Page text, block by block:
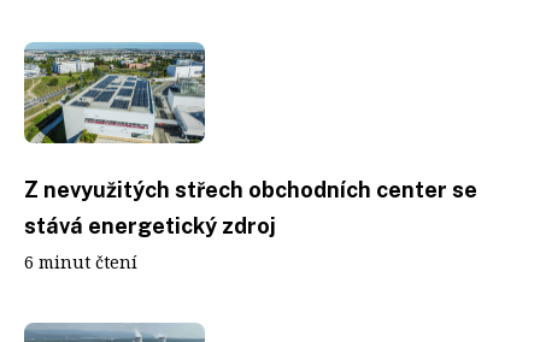
Z nevyužitých střech obchodních center se
stává energetický zdroj
6 minut čtení